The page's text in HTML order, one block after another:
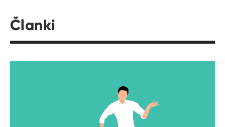
Članki